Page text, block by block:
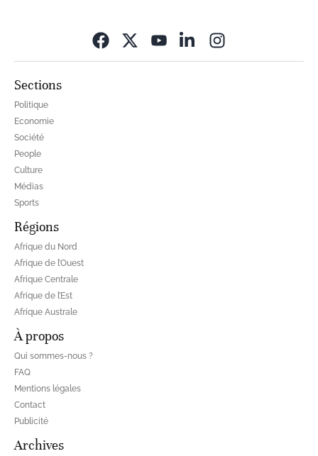
Sections
Politique
Economie
Société
People
Culture
Médias
Sports
Régions
Afrique du Nord
Afrique de l’Ouest
Afrique Centrale
Afrique de l’Est
Afrique Australe
À propos
Qui sommes-nous ?
FAQ
Mentions légales
Contact
Publicité
Archives